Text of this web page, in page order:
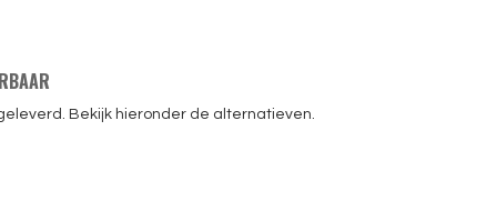
Bekijk hieronder de alternatieven.